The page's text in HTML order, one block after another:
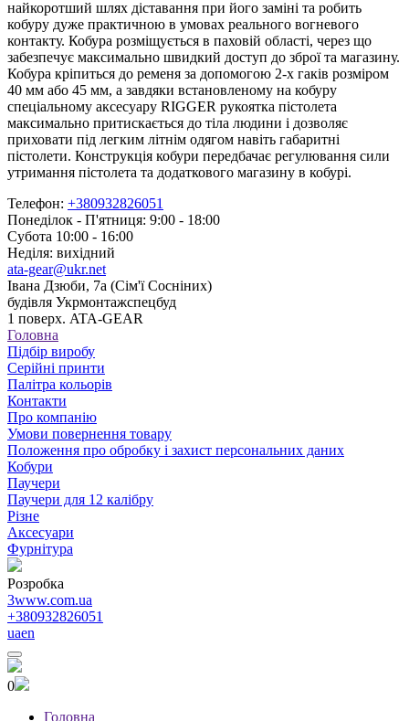
найкоротший шлях діставання при його заміні та робить
кобуру дуже практичною в умовах реального вогневого
контакту. Кобура розміщується в паховій області, через що
забезпечує максимально швидкий доступ до зброї та магазину.
Кобура кріпиться до ременя за допомогою 2-х гаків розміром
40 мм або 45 мм, а завдяки встановленому на кобуру
спеціальному аксесуару RIGGER рукоятка пістолета
максимально притискається до тіла людини і дозволяє
приховати під легким літнім одягом навіть габаритні
пістолети. Конструкція кобури передбачає регулювання сили
утримання пістолета та додаткового магазину в кобурі.
Телефон: +380932826051
Понеділок - П'ятниця: 9:00 - 18:00
Субота 10:00 - 16:00
Неділя: вихідний
ata-gear@ukr.net
Івана Дзюби, 7а (Сім'ї Сосніних)
будівля Укрмонтажспецбуд
1 поверх. ATA-GEAR
Головна
Підбір виробу
Серійні принти
Палітра кольорів
Контакти
Про компанію
Умови повернення товару
Положення про обробку і захист персональних даних
Кобури
Паучери
Паучери для 12 калібру
Різне
Аксесуари
Фурнітура
Розробка
3www.com.ua
+380932826051
uaen
0
Головна